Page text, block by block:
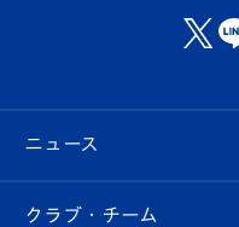
ニュース
すべて
クラブ・チーム